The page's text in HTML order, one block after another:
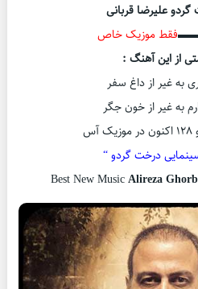
علیرضا قربانی
فقط موزیک خاص
از این آهنگ :
به غیر از داغ سفر
به غیر از خون جگر
سینمایی درخت گردو “
Best New MusicAlireza